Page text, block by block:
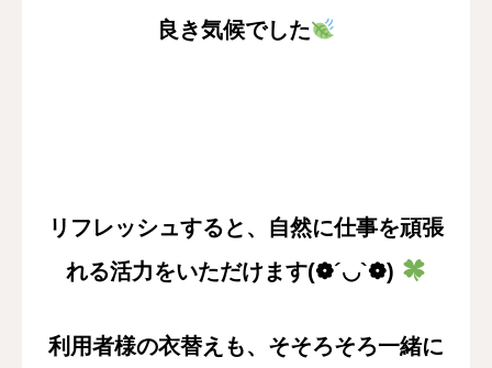
良き気候でした
リフレッシュすると、自然に仕事を頑張
れる活力をいただけます(❁´◡`❁)
利用者様の衣替えも、そそろそろ一緒に